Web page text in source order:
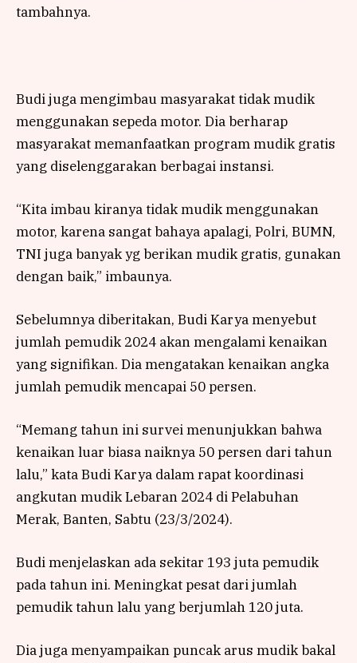
tambahnya.
Budi juga mengimbau masyarakat tidak mudik
menggunakan sepeda motor. Dia berharap
masyarakat memanfaatkan program mudik gratis
yang diselenggarakan berbagai instansi.
“Kita imbau kiranya tidak mudik menggunakan
motor, karena sangat bahaya apalagi, Polri, BUMN,
TNI juga banyak yg berikan mudik gratis, gunakan
dengan baik,” imbaunya.
Sebelumnya diberitakan, Budi Karya menyebut
jumlah pemudik 2024 akan mengalami kenaikan
yang signifikan. Dia mengatakan kenaikan angka
jumlah pemudik mencapai 50 persen.
“Memang tahun ini survei menunjukkan bahwa
kenaikan luar biasa naiknya 50 persen dari tahun
lalu,” kata Budi Karya dalam rapat koordinasi
angkutan mudik Lebaran 2024 di Pelabuhan
Merak, Banten, Sabtu (23/3/2024).
Budi menjelaskan ada sekitar 193 juta pemudik
pada tahun ini. Meningkat pesat dari jumlah
pemudik tahun lalu yang berjumlah 120 juta.
Dia juga menyampaikan puncak arus mudik bakal